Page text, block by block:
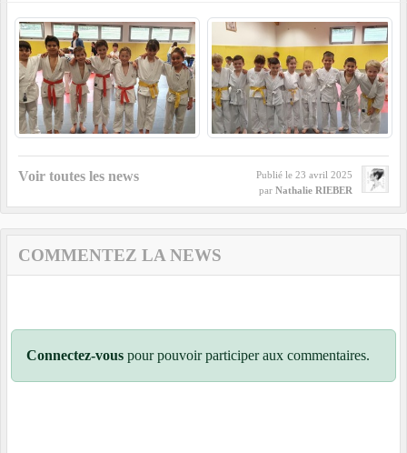
Voir toutes les news Publié le 23 avril 2025
par Nathalie RIEBER
COMMENTEZ LA NEWS
Connectez-vous pour pouvoir participer aux commentaires.